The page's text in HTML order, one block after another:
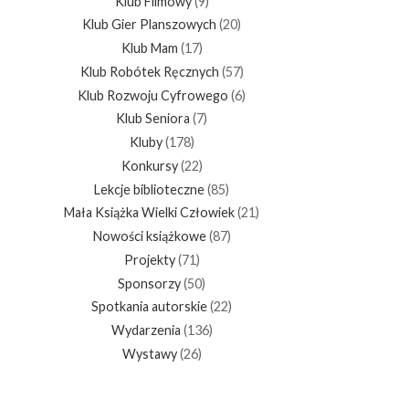
Klub Gier Planszowych (20)
Klub Mam (17)
Klub Robótek Ręcznych (57)
Klub Rozwoju Cyfrowego (6)
Klub Seniora (7)
Kluby(178)
Konkursy(22)
Lekcje biblioteczne(85)
Mała Książka Wielki Człowiek(21)
Nowości książkowe(87)
Projekty(71)
Sponsorzy(50)
Spotkania autorskie(22)
Wydarzenia (136)
Wystawy(26)